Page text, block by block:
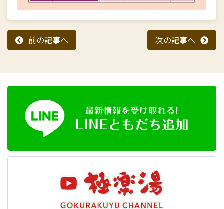
前の記事へ 次の記事へ